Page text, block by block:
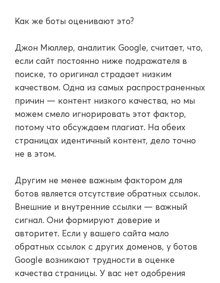
Как же боты оценивают это?
Джон Мюллер, аналитик Google, считает, что,
если сайт постоянно ниже подражателя в
поиске, то оригинал страдает низким
качеством. Одна из самых распространенных
причин — контент низкого качества, но мы
можем смело игнорировать этот фактор,
потому что обсуждаем плагиат. На обеих
страницах идентичный контент, дело точно
не в этом.
Другим не менее важным фактором для
ботов является отсутствие обратных ссылок.
Внешние и внутренние ссылки — важный
сигнал. Они формируют доверие и
авторитет. Если у вашего сайта мало
обратных ссылок с других доменов, у ботов
Google возникают трудности в оценке
качества страницы. У вас нет одобрения